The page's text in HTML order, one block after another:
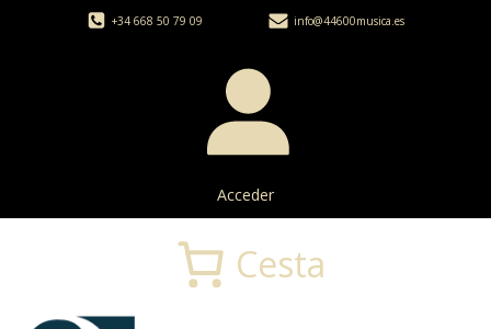
+34 668 50 79 09 info@44600musica.es
Acceder
Cesta